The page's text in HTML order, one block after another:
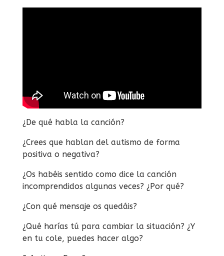
¿De qué habla la canción?
¿Crees que hablan del autismo de forma
positiva o negativa?
¿Os habéis sentido como dice la canción
incomprendidos algunas veces? ¿Por qué?
¿Con qué mensaje os quedáis?
¿Qué harías tú para cambiar la situación? ¿Y
en tu cole, puedes hacer algo?